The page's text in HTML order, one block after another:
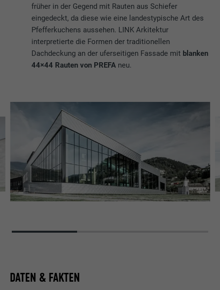
früher in der Gegend mit Rauten aus Schiefer
eingedeckt, da diese wie eine landestypische Art des
Pfefferkuchens aussehen. LINK Arkitektur
interpretierte die Formen der traditionellen
Dachdeckung an der uferseitigen Fassade mit blanken
44×44 Rauten von PREFA neu.
DATEN & FAKTEN